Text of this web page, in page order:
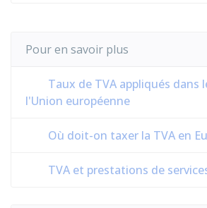
Pour en savoir plus
Taux de TVA appliqués dans
l'Union européenne
Où doit-on taxer la TVA en
TVA et prestations de